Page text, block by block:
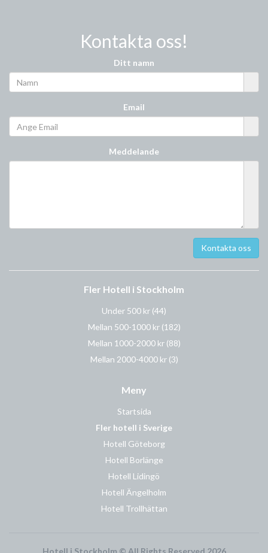
Kontakta oss!
Ditt namn
Email
Meddelande
Fler Hotell i Stockholm
Under 500 kr (44)
Mellan 500-1000 kr (182)
Mellan 1000-2000 kr (88)
Mellan 2000-4000 kr (3)
Meny
Startsida
Fler hotell i Sverige
Hotell Göteborg
Hotell Borlänge
Hotell Lidingö
Hotell Ängelholm
Hotell Trollhättan
Hotell i Stockholm © All Rights Reserved 2026